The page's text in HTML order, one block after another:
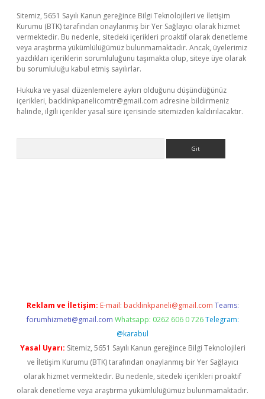
Sitemiz, 5651 Sayılı Kanun gereğince Bilgi Teknolojileri ve İletişim
Kurumu (BTK) tarafından onaylanmış bir Yer Sağlayıcı olarak hizmet
vermektedir. Bu nedenle, sitedeki içerikleri proaktif olarak denetleme
veya araştırma yükümlülüğümüz bulunmamaktadır. Ancak, üyelerimiz
yazdıkları içeriklerin sorumluluğunu taşımakta olup, siteye üye olarak
bu sorumluluğu kabul etmiş sayılırlar.
Hukuka ve yasal düzenlemelere aykırı olduğunu düşündüğünüz
içerikleri, backlinkpanelicomtr@gmail.com adresine bildirmeniz
halinde, ilgili içerikler yasal süre içerisinde sitemizden kaldırılacaktır.
Reklam ve İletişim: E-mail: backlinkpaneli@gmail.com Teams:
forumhizmeti@gmail.com Whatsapp: 0262 606 0 726 Telegram:
@karabul
Yasal Uyarı: Sitemiz, 5651 Sayılı Kanun gereğince Bilgi Teknolojileri
ve İletişim Kurumu (BTK) tarafından onaylanmış bir Yer Sağlayıcı
olarak hizmet vermektedir. Bu nedenle, sitedeki içerikleri proaktif
olarak denetleme veya araştırma yükümlülüğümüz bulunmamaktadır.